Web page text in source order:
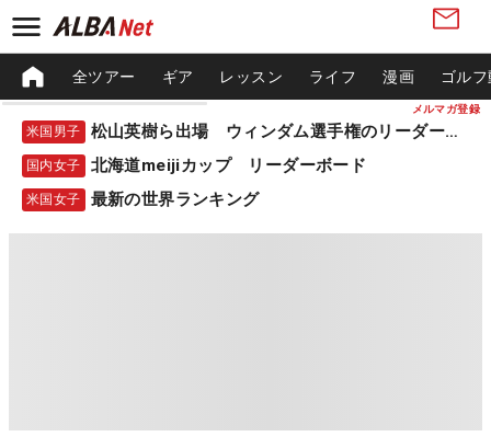
メルマガ登録
全ツアー ギア レッスン ライフ 漫画 ゴル
米国男子 松山英樹ら出場 ウィンダム選手権のリーダーボード
国内女子 北海道meijiカップ リーダーボード
米国女子 最新の世界ランキング